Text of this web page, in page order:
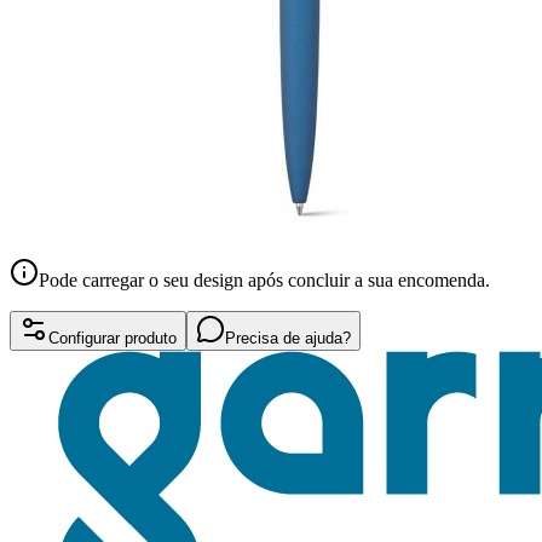
Pode carregar o seu design após concluir a sua encomenda.
Configurar produto Precisa de ajuda?